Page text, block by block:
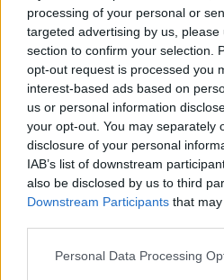
processing of your personal or
targeted advertising by us,
section to confirm your selection.
opt-out request is processed you
interest-based ads based on
us or personal information
your opt-out. You may separately
disclosure of your personal
IAB’s list of downstream
also be disclosed by us to third
Downstream Participants that
Personal Data Processing
ALTRE NOTIZIE DI VARESE